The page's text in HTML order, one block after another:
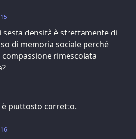
densità è strettamente di
di memoria sociale perché
rimescolata
è piuttosto corretto.